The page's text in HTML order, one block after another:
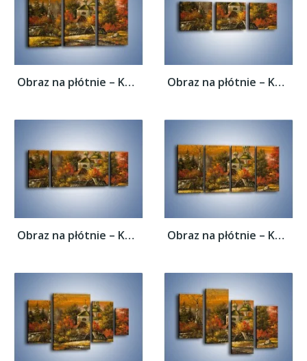
Obraz na płótnie – Kaplica późną jesienią... Obraz na płótnie – Kaplica późną jesienią...
Obraz na płótnie – Kaplica późną jesienią... Obraz na płótnie – Kaplica późną jesienią...